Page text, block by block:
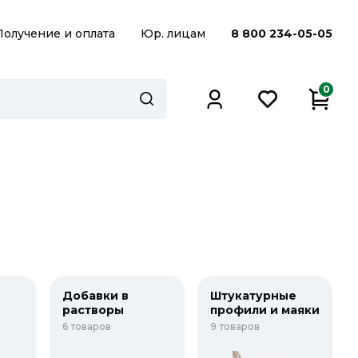
и оплата Юр. лицам 8 800 234-05-05
0
Добавки в
растворы
6 товаров
Штукатурные
профили и маяки
9 товаров